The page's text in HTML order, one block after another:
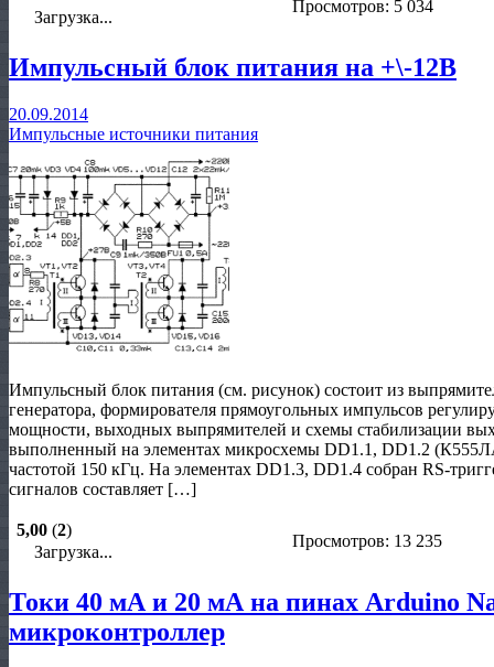
Загрузка...
Просмотров: 5 034
Импульсный блок питания на +\-12В
20.09.2014
Импульсные источники питания
Импульсный блок питания (см. рисунок) состоит из
генератора, формирователя прямоугольных импульсов
мощности, выходных выпрямителей и схемы стабилизации
выполненный на элементах микросхемы DD1.1, DD1.2
частотой 150 кГц. На элементах DD1.3, DD1.4 собран RS-
сигналов составляет […]
5,00 (2)
Загрузка...
Просмотров: 13 235
Токи 40 мА и 20 мА на пинах Arduino
микроконтроллер